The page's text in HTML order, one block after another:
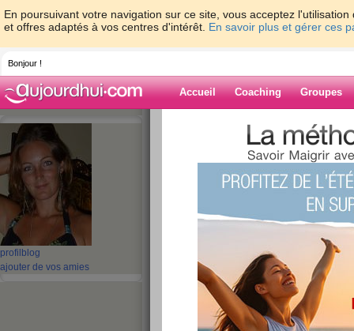
En poursuivant votre navigation sur ce site, vous acceptez
et offres adaptés à vos centres d'intérêt. En savoir plus et gérer ces
Bonjour !
Accueil Coaching Groupes
profil blog
ajouter de vos amies
> dominiqueganeff
Blog de
2kg en 2
Motivation quand tu nous tiens ! Ce petit
et la rigeur sont les clés du succès. C'est dur
Vitesse croisière d'un petit kilo par semaine,